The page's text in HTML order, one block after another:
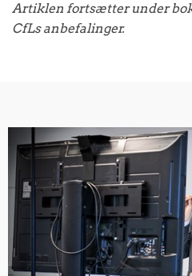
Artiklen fortsætter under
CfLs anbefalinger.